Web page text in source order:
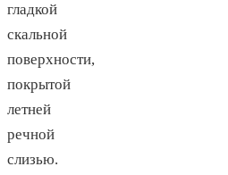
гладкой
скальной
поверхности,
покрытой
летней
речной
слизью.